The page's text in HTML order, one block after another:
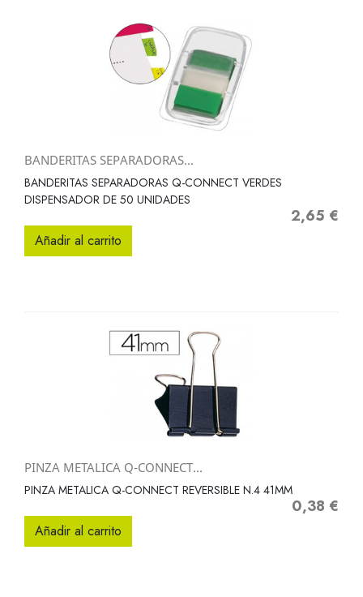
BANDERITAS SEPARADORAS...
BANDERITAS SEPARADORAS Q-CONNECT VERDES
DISPENSADOR DE 50 UNIDADES
Precio
2,65 €
Añadir al carrito
PINZA METALICA Q-CONNECT...
PINZA METALICA Q-CONNECT REVERSIBLE N.4 41MM
Precio
0,38 €
Añadir al carrito